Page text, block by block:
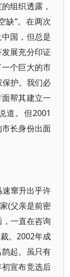
组织透露，
缺”。在两次
国，但总是
展充分印证
个巨大的市
护。我们必
帮其建立一
道。但2001
长身份出面
速窜升出乎许
(父亲是前密
一直在咨询
。2002年成
起。虽只有
宣布竞选后